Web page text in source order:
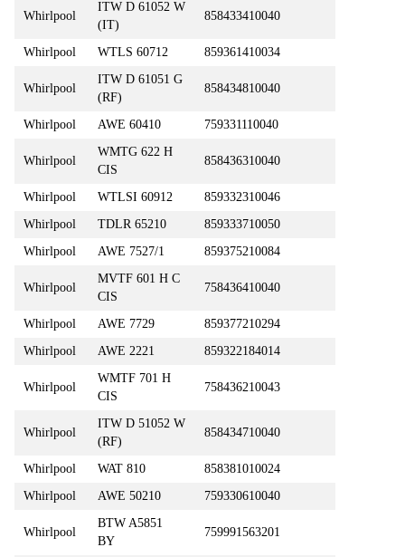
Whirlpool
ITW D 61052 W
(IT)
858433410040
Whirlpool WTLS 60712 859361410034
Whirlpool
ITW D 61051 G
(RF)
858434810040
Whirlpool AWE 60410 759331110040
Whirlpool
WMTG 622 H
CIS
858436310040
Whirlpool WTLSI 60912
859332310046
Whirlpool
TDLR 65210
859333710050
Whirlpool
AWE 7527/1 859375210084
Whirlpool
MVTF 601 H C
CIS
758436410040
Whirlpool AWE 7729
859377210294
Whirlpool
AWE 2221 859322184014
Whirlpool
WMTF 701 H
CIS
758436210043
Whirlpool
ITW D 51052 W
(RF)
858434710040
Whirlpool WAT 810
858381010024
Whirlpool
AWE 50210 759330610040
Whirlpool
BTW A5851
BY
759991563201